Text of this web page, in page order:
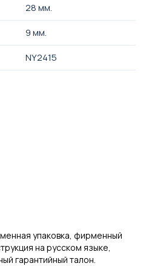
28 мм.
9 мм.
NY2415
упаковка, фирменный
на русском языке,
гарантийный талон.